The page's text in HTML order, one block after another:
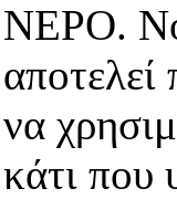
ΝΕΡΟ.
να
κάτι που